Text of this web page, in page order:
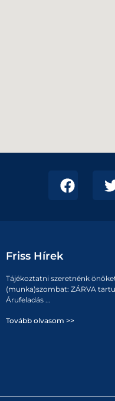
Friss Hírek
Tájékoztatni szeretnénk
(munka)szombat: ZÁRVA
Árufeladás ...
Tovább olvasom >>